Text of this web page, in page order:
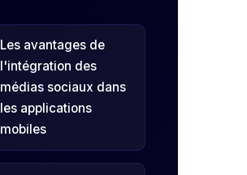
Les avantages de
l'intégration des
médias sociaux dans
les applications
mobiles